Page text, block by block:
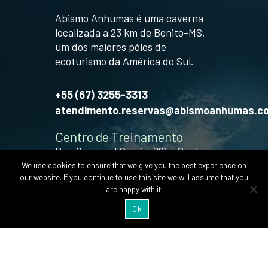
Abismo Anhumas é uma caverna
localizada a 23 km de Bonito-MS,
um dos maiores pólos de
ecoturismo da América do Sul.
+55 (67) 3255-3313
Centro de Treinamento
Rua Genenral Osório, 681 - Centro,
Bonito
veja como chegar
We use cookies to ensure that we give you the best experience on
our website. If you continue to use this site we will assume that you
are happy with it.
Ok